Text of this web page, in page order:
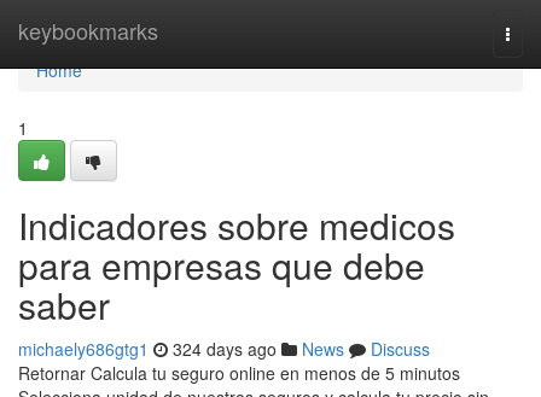
keybookmarks
Home
Home
1
Indicadores sobre medicos
para empresas que debe
saber
michaely686gtg1 324 days ago News
Discuss
Retornar Calcula tu seguro online en menos de 5 minutos